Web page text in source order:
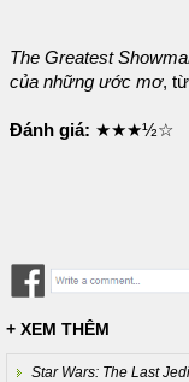
The Greatest
của những ước mơ,
Đánh giá: ★★★½☆
+ XEM THÊM
Star Wars: The Last Jedi